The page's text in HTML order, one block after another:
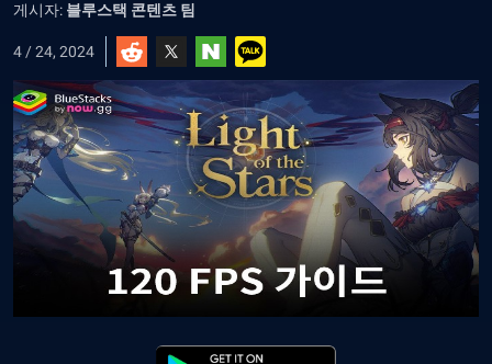
게시자: 블루스택 콘텐츠 팀
4 / 24, 2024